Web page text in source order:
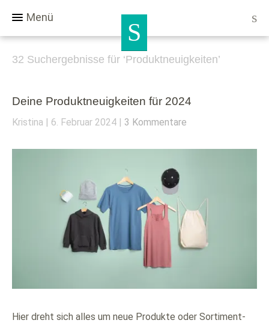
Menü
32 Suchergebnisse für ‘Produktneuigkeiten’
Deine Produktneuigkeiten für 2024
Kristina 6. Februar 2024 3 Kommentare
Hier dreht sich alles um neue Produkte oder Sortiment-